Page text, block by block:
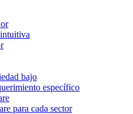
bajo
específico
para cada sector